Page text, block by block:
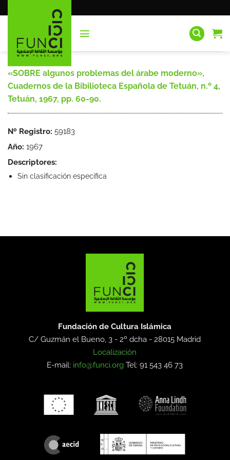
al
«SOBRE algunos problemas del árabe moderno»,
Cuadernos de la Bibilioteca Española de Tetuán, n.º 4,
Tetuán, 1967, pp. 60-90.
Nº Registro: 59183
Año: 1967
Descriptores:
Sin clasificación específica
Fundación de Cultura Islámica
C/ Guzmán el Bueno, 3 - 2º dcha -28015 Madrid
Localización
E-mail: info@funci.org Tel: 91 543 46 73